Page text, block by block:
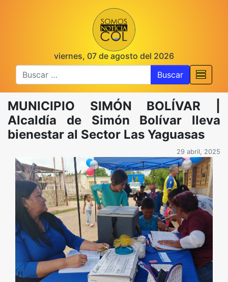
viernes, 07 de agosto del 2026
Buscar
MUNICIPIO SIMÓN BOLÍVAR |
Alcaldía de Simón Bolívar lleva
bienestar al Sector Las Yaguasas
29 abril, 2025